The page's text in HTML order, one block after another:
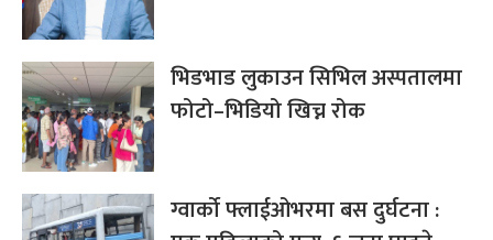
भिडभाड लुकाउन सिभिल अस्पतालमा
फोटो–भिडियो खिच्न रोक
ग्वार्को फ्लाईओभरमा बस दुर्घटना :